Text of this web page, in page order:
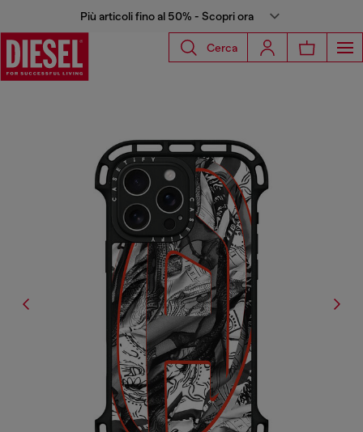
Più articoli fino al 50% - Scopri ora
Cerca